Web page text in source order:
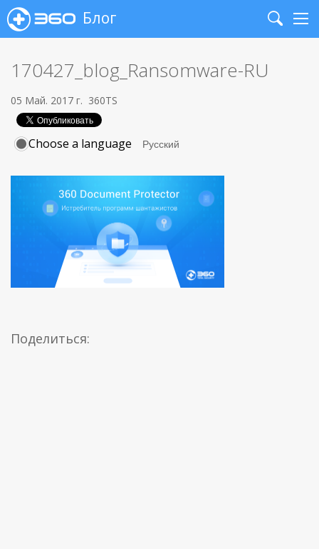
Блог
Search
170427_blog_Ransomware-RU
05 Май. 2017 г. 360TS
Choose a language
Поделиться: